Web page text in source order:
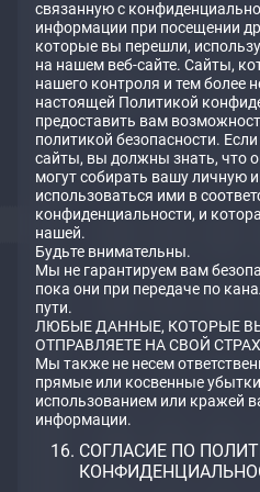
связанную с
информации при посещении
которые вы перешли,
на нашем веб-сайте. Сайты,
нашего контроля и тем более
настоящей Политикой
предоставить вам
политикой безопасности.
сайты, вы должны знать, что
могут собирать вашу личную
использоваться ими в
конфиденциальности, и
нашей.
Будьте внимательны.
Мы не гарантируем вам
пока они при передаче по
пути.
ЛЮБЫЕ ДАННЫЕ, КОТОРЫЕ
ОТПРАВЛЯЕТЕ НА СВОЙ
Мы также не несем
прямые или косвенные
использованием или кражей
информации.
СОГЛАСИЕ ПО